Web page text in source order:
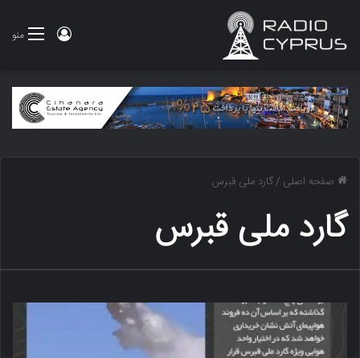
منو ورود
صفحه اصلی /گارد ملی قبرس
گارد ملی قبرس